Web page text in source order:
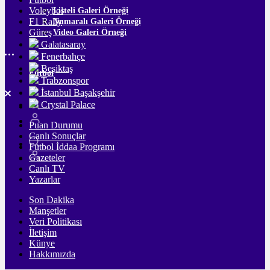
Listeli Galeri Örneği
Numaralı Galeri Örneği
Video Galeri Örneği
Futbol
Voleybol
F1 Rally
Güreş
Galatasaray
Fenerbahçe
Beşiktaş
Trabzonspor
İstanbul Başakşehir
Crystal Palace
Puan Durumu
Canlı Sonuçlar
Futbol İddaa Programı
Gazeteler
Canlı TV
Yazarlar
Son Dakika
Manşetler
Veri Politikası
İletişim
Künye
Hakkımızda